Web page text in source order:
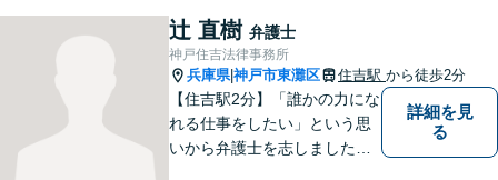
面談無料】
辻 直樹 弁護士
神戸住吉法律事務所
兵庫県|神戸市東灘区 住吉駅 から徒歩2分
【住吉駅2分】「誰かの力にな
れる仕事をしたい」という思
いから弁護士を志しました。
詳細を見
る